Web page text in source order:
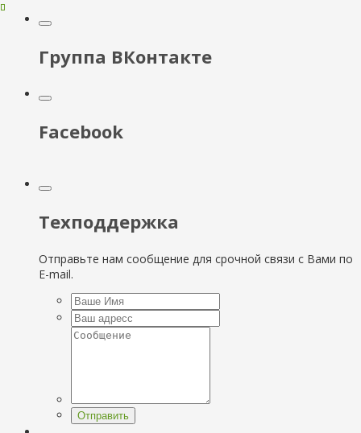
Группа ВКонтакте
Facebook
Техподдержка
Отправьте нам сообщение для срочной связи с Вами по
E-mail.
Отправить